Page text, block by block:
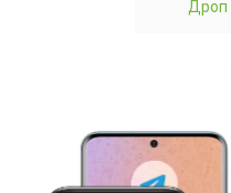
Дроп